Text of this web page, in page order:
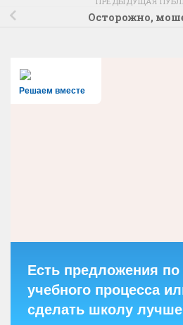
Осторожно,
Решаем вместе
Есть предложения по
учебного процесса
сделать школу